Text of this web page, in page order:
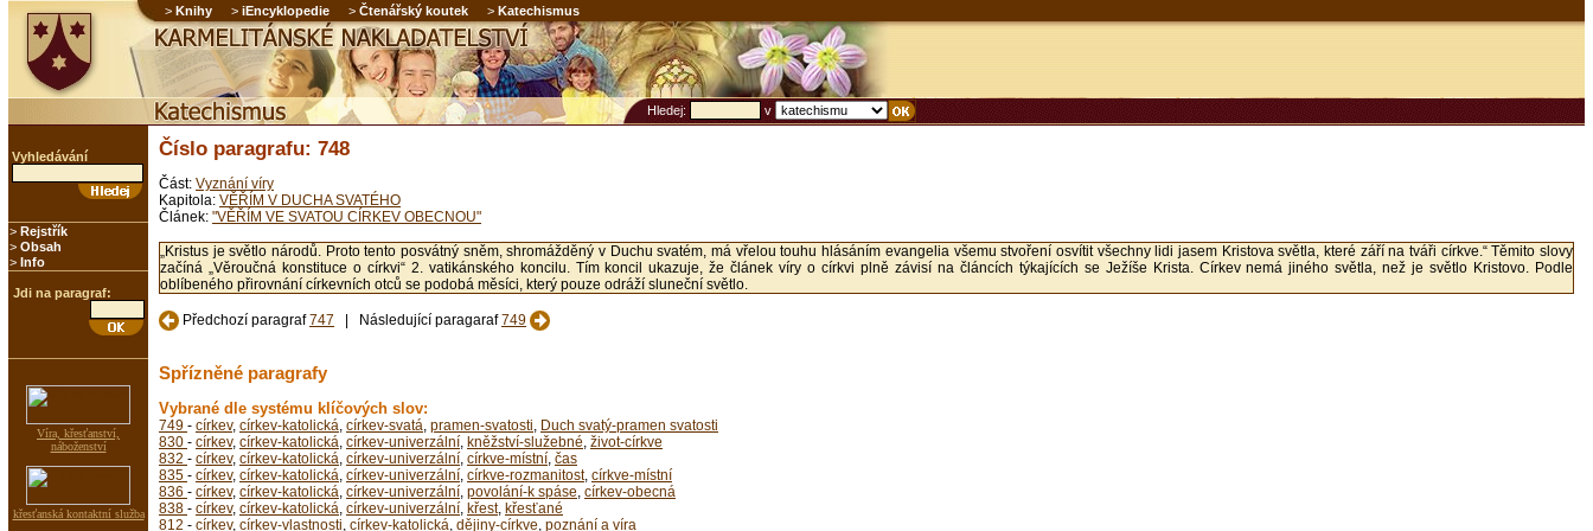
> Knihy > iEncyklopedie > Čtenářský koutek > Katechismus
Hledej: v
Vyhledávání
> Rejstřík
> Obsah
> Info
Jdi na paragraf:
Víra, křesťanství,
náboženství
křesťanská kontaktní služba
Číslo paragrafu: 748
Část: Vyznání víry
Kapitola: VĚŘÍM V DUCHA SVATÉHO
Článek: "VĚŘÍM VE SVATOU CÍRKEV OBECNOU"
„Kristus je světlo národů. Proto tento posvátný sněm, shromážděný v Duchu svatém, má vřelou touhu hlásáním evangelia všemu stvoření osvítit všechny lidi jasem Kristova světla, které září na tváři církve.“ Těmito slovy
začíná „Věroučná konstituce o církvi“ 2. vatikánského koncilu. Tím koncil ukazuje, že článek víry o církvi plně závisí na článcích týkajících se Ježíše Krista. Církev nemá jiného světla, než je světlo Kristovo. Podle
oblíbeného přirovnání církevních otců se podobá měsíci, který pouze odráží sluneční světlo.
Předchozí paragraf747 | Následující paragaraf749
Spřízněné paragrafy
Vybrané dle systému klíčových slov:
749 - církev, církev-katolická církev-svatá pramen-svatosti Duch svatý-pramen svatosti
830 - církev, církev-katolická církev-univerzální kněžství-služebné život-církve
832 - církev, církev-katolická církev-univerzální církve-místní čas
835 - církev, církev-katolická církev-univerzální církve-rozmanitost, církve-místní
836 - církev, církev-katolická církev-univerzální povolání-k spáse církev-obecná
838 - církev, církev-katolická církev-univerzální křest, křesťané
812 - církev, církev-vlastnosti církev-katolická dějiny-církve poznání a víra